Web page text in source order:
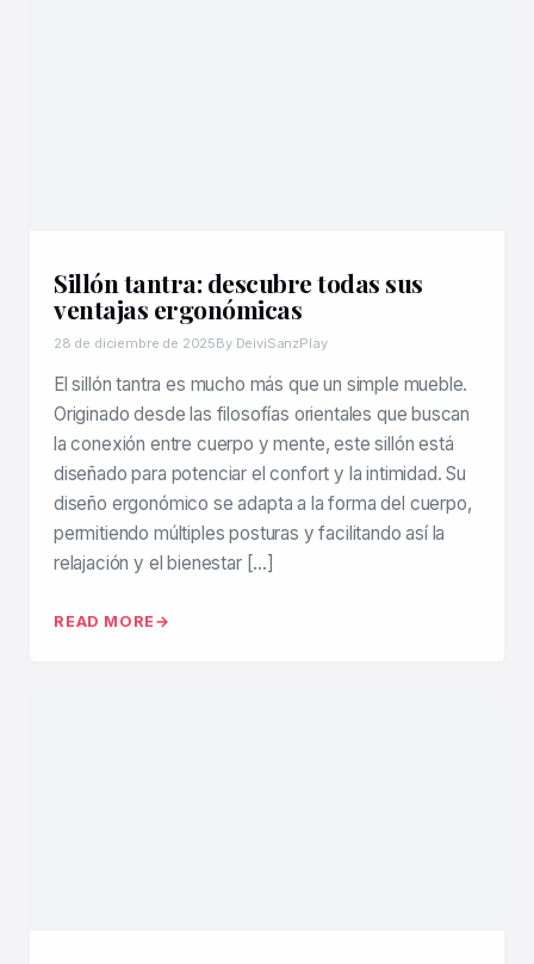
Sillón tantra: descubre todas sus
ventajas ergonómicas
28 de diciembre de 2025By DeiviSanzPlay
El sillón tantra es mucho más que un simple mueble.
Originado desde las filosofías orientales que buscan
la conexión entre cuerpo y mente, este sillón está
diseñado para potenciar el confort y la intimidad. Su
diseño ergonómico se adapta a la forma del cuerpo,
permitiendo múltiples posturas y facilitando así la
relajación y el bienestar […]
READ MORE